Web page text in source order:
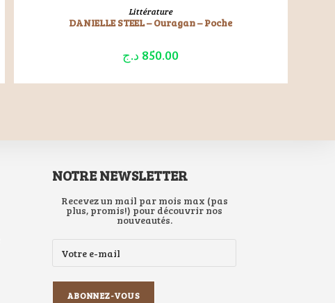
LIRE LA SUITE
Littérature
DANIELLE STEEL – Ouragan – Poche
850.00 د.ج
NOTRE NEWSLETTER
Recevez un mail par mois max (pas
plus, promis!) pour découvrir nos
nouveautés.